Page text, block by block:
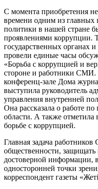
С момента приобретения
времени одним из главных
политики в нашей стране
проявлениями коррупции.
государственных органах
провели единые часы
«Борьба с коррупцией и
стороне и работники
конференц-зале Дома
выступила руководитель
управления внутренней
Она рассказала о работе
области. А также
борьбе с коррупцией.
Главная задача
общественности, защищать
достоверной информации,
односторонней точки
корреспондент газеты